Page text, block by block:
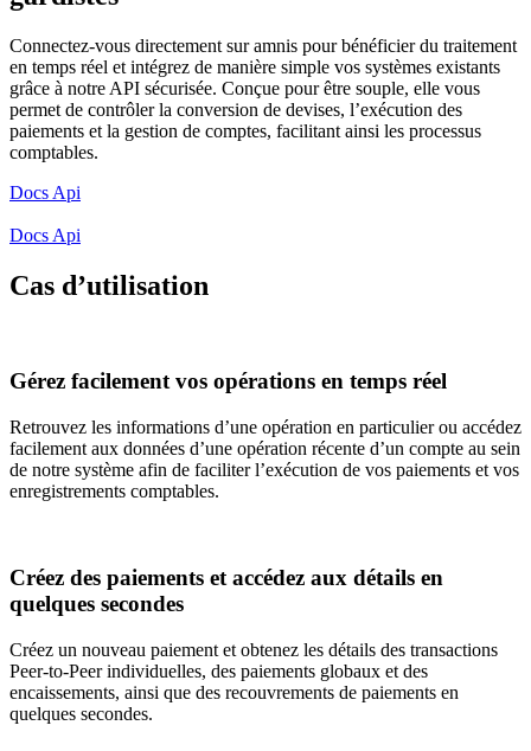
Connectez-vous directement sur amnis pour bénéficier du traitement
en temps réel et intégrez de manière simple vos systèmes existants
grâce à notre API sécurisée. Conçue pour être souple, elle vous
permet de contrôler la conversion de devises, l’exécution des
paiements et la gestion de comptes, facilitant ainsi les processus
comptables.
Docs Api
Docs Api
Cas d’utilisation
Gérez facilement vos opérations en temps réel
Retrouvez les informations d’une opération en particulier ou accédez
facilement aux données d’une opération récente d’un compte au sein
de notre système afin de faciliter l’exécution de vos paiements et vos
enregistrements comptables.
Créez des paiements et accédez aux détails en
quelques secondes
Créez un nouveau paiement et obtenez les détails des transactions
Peer-to-Peer individuelles, des paiements globaux et des
encaissements, ainsi que des recouvrements de paiements en
quelques secondes.